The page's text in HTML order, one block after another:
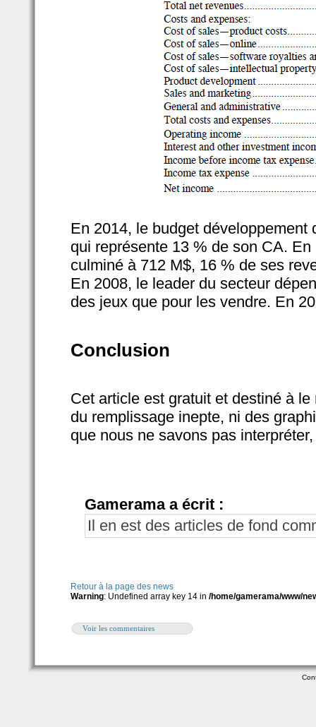
En 2014, le budget
qui représente 13 % de son CA.
culminé à 712 M$, 16 % de ses
En 2008, le leader du secteur
des jeux que pour les vendre. En
Conclusion
Cet article est gratuit et destiné à
du remplissage inepte, ni des
que nous ne savons pas
Gamerama a écrit :
Il en est des articles de fond
Retour à la page des news
Warning: Undefined array key 14 in /home/gamerama/www/
Voir les commentaires